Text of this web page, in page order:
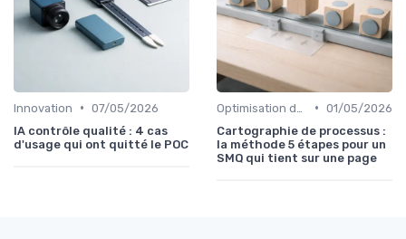
Innovation • 07/05/2026
IA contrôle qualité : 4 cas
d'usage qui ont quitté le POC
• 01/05/2026
Cartographie de processus :
la méthode 5 étapes pour un
SMQ qui tient sur une page